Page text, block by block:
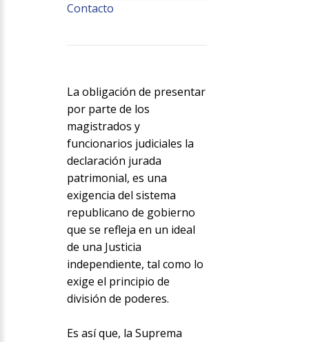
Contacto
La obligación de presentar
por parte de los
magistrados y
funcionarios judiciales la
declaración jurada
patrimonial, es una
exigencia del sistema
republicano de gobierno
que se refleja en un ideal
de una Justicia
independiente, tal como lo
exige el principio de
división de poderes.
Es así que, la Suprema